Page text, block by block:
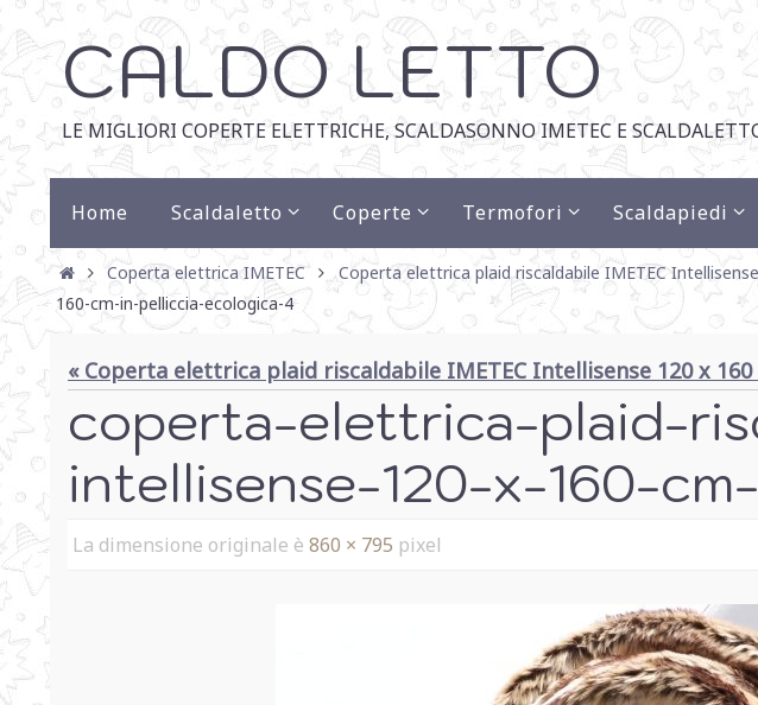
CALDO LETTO
LE MIGLIORI COPERTE ELETTRICHE, SCALDASONNO IMETEC E
Home Scaldaletto Coperte Termofori Scaldapiedi
Coperta elettrica IMETEC Coperta elettrica plaid riscaldabile IMETEC
160-cm-in-pelliccia-ecologica-4
« Coperta elettrica plaid riscaldabile IMETEC Intellisense 120 x
coperta-elettrica-plaid-
intellisense-120-x-160-
La dimensione originale è 860 × 795 pixel